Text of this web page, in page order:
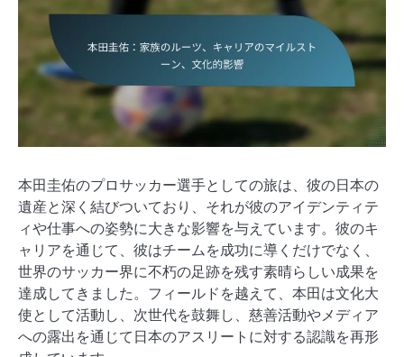
本田圭佑のプロサッカー選手としての旅は、彼の日本の
遺産と深く結びついており、それが彼のアイデンティテ
ィや仕事への姿勢に大きな影響を与えています。彼のキ
ャリアを通じて、彼はチームを成功に導くだけでなく、
世界のサッカー界に不朽の足跡を残す素晴らしい成果を
達成してきました。フィールドを越えて、本田は文化大
使として活動し、次世代を鼓舞し、慈善活動やメディア
への露出を通じて日本のアスリートに対する認識を再形